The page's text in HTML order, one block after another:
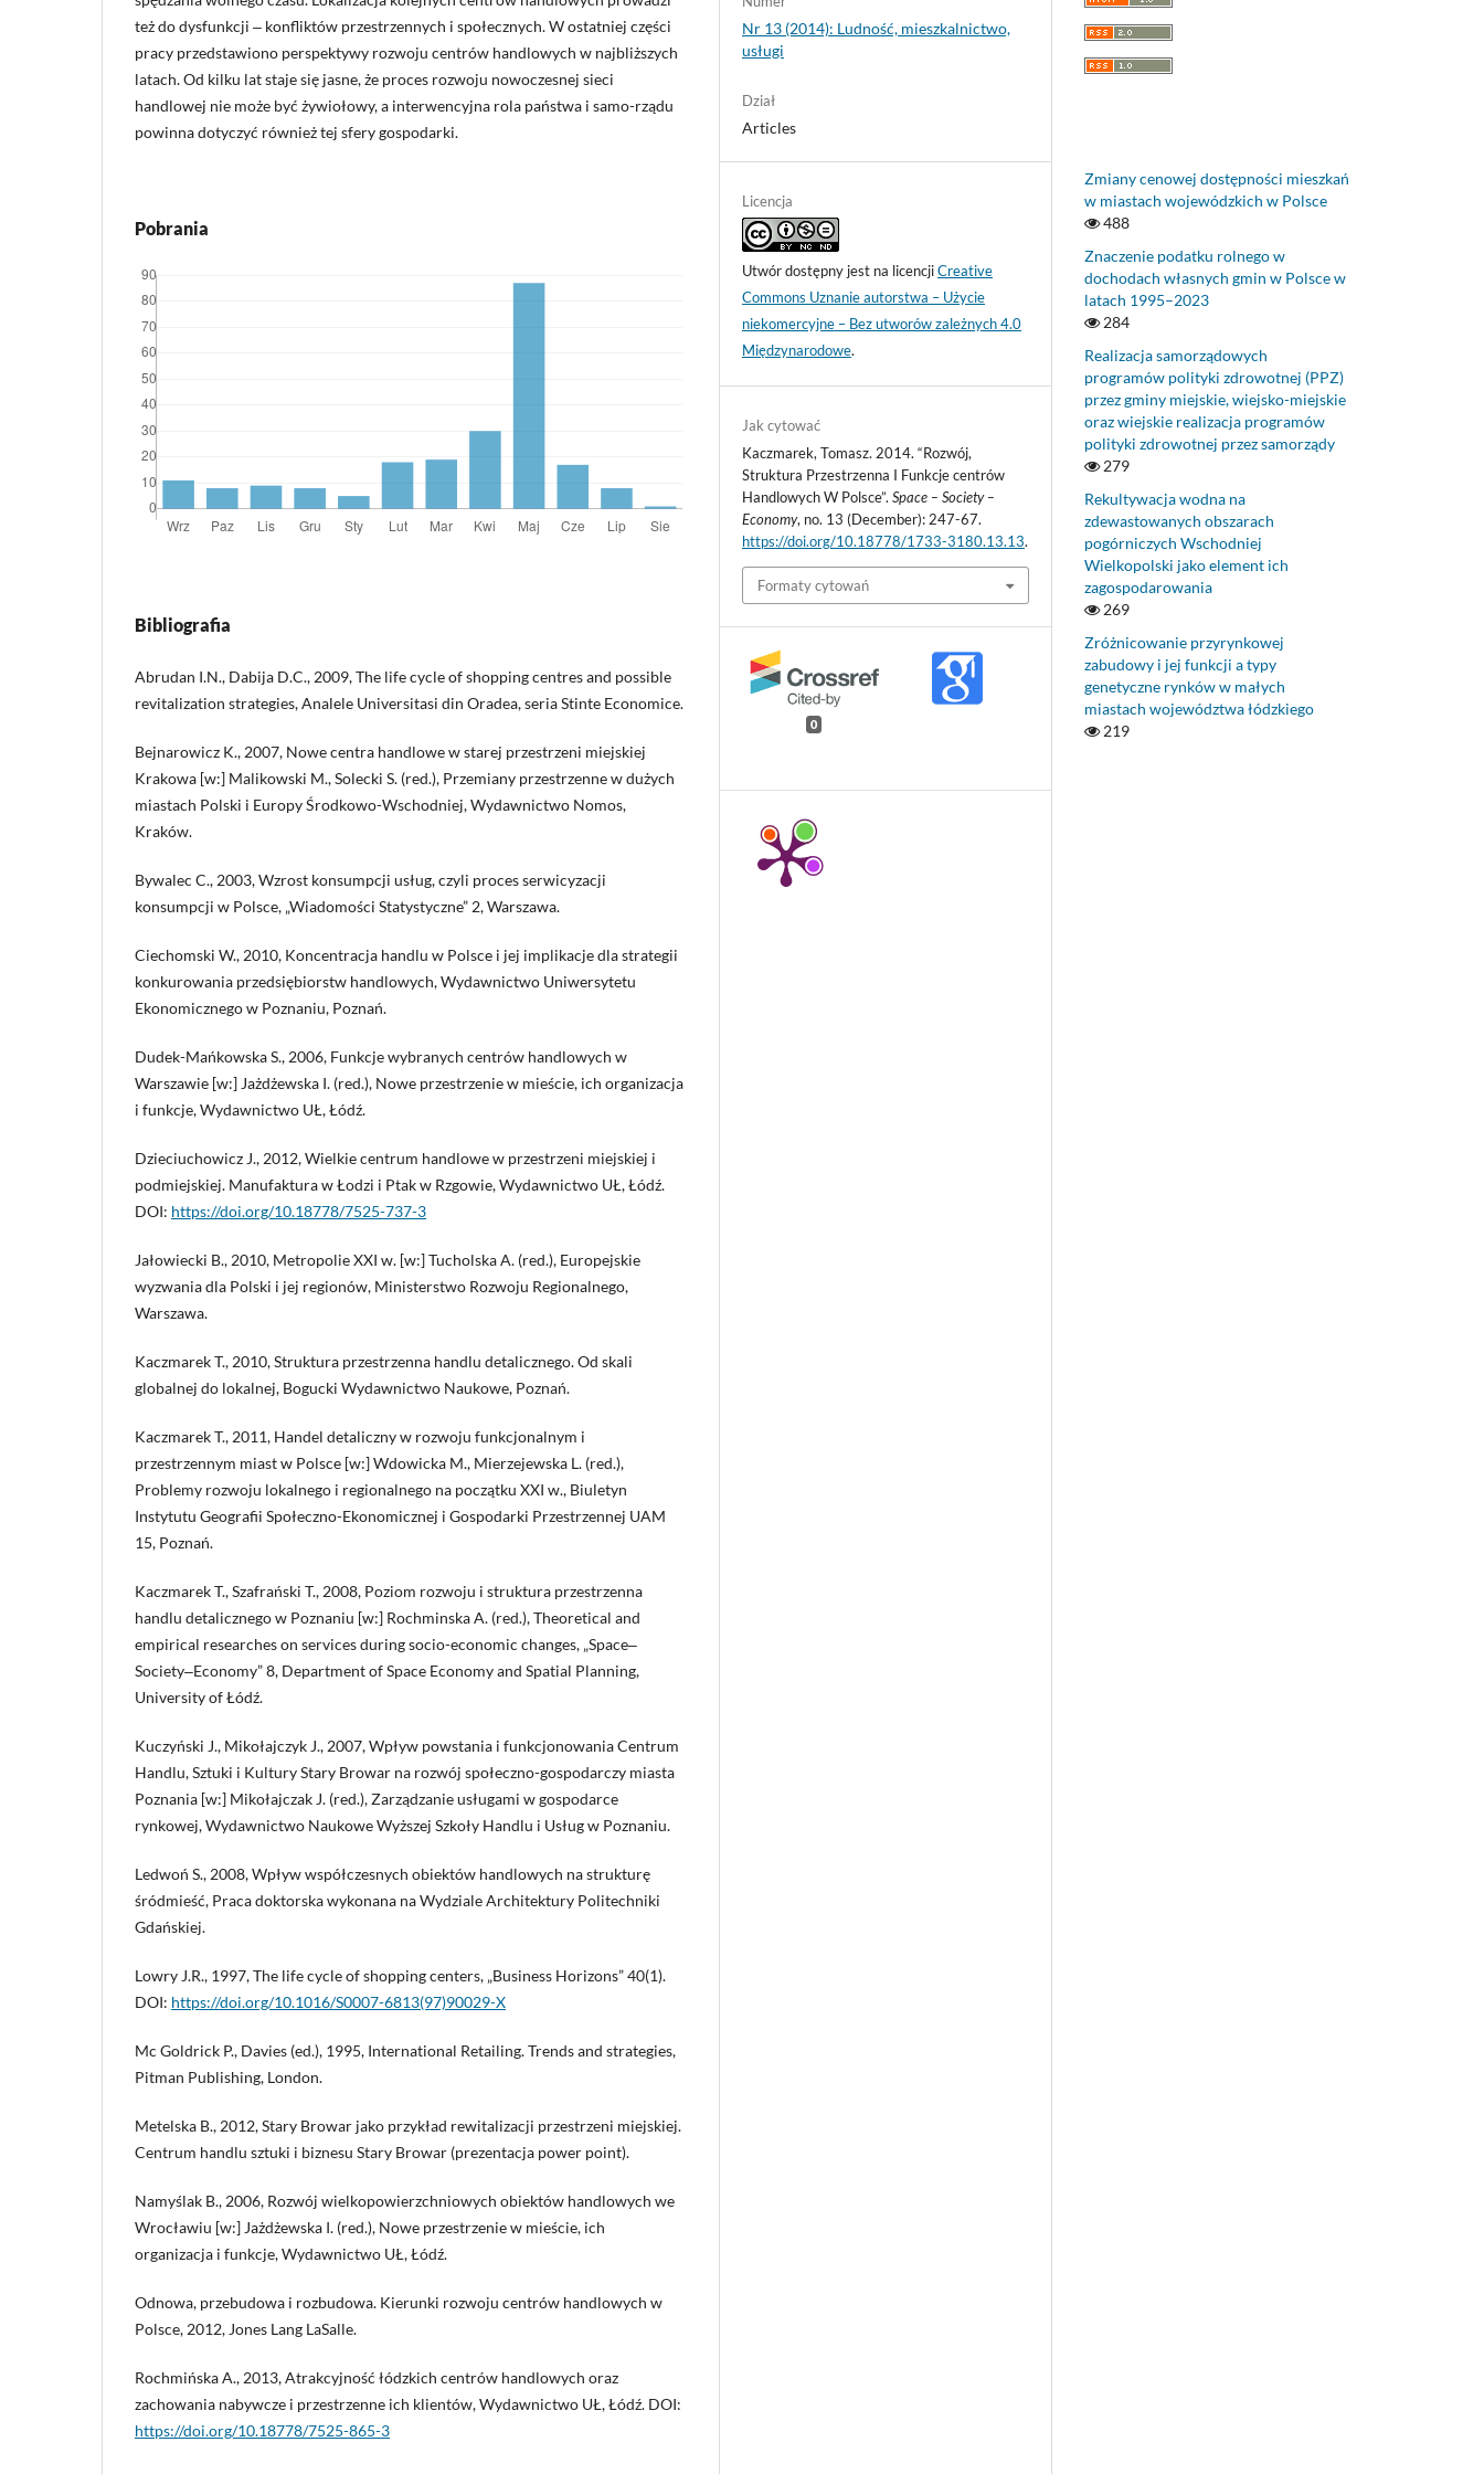
też do dysfunkcji ‒ konfliktów przestrzennych i społecznych. W ostatniej części
pracy przedstawiono perspektywy rozwoju centrów handlowych w najbliższych
latach. Od kilku lat staje się jasne, że proces rozwoju nowoczesnej sieci
handlowej nie może być żywiołowy, a interwencyjna rola państwa i samo-rządu
powinna dotyczyć również tej sfery gospodarki.
Pobrania
Bibliografia
Abrudan I.N., Dabija D.C., 2009, The life cycle of shopping centres and possible
revitalization strategies, Analele Universitasi din Oradea, seria Stinte Economice.
Bejnarowicz K., 2007, Nowe centra handlowe w starej przestrzeni miejskiej
Krakowa [w:] Malikowski M., Solecki S. (red.), Przemiany przestrzenne w dużych
miastach Polski i Europy Środkowo-Wschodniej, Wydawnictwo Nomos,
Kraków.
Bywalec C., 2003, Wzrost konsumpcji usług, czyli proces serwicyzacji
konsumpcji w Polsce, „Wiadomości Statystyczne” 2, Warszawa.
Ciechomski W., 2010, Koncentracja handlu w Polsce i jej implikacje dla strategii
konkurowania przedsiębiorstw handlowych, Wydawnictwo Uniwersytetu
Ekonomicznego w Poznaniu, Poznań.
Dudek-Mańkowska S., 2006, Funkcje wybranych centrów handlowych w
Warszawie [w:] Jażdżewska I. (red.), Nowe przestrzenie w mieście, ich organizacja
i funkcje, Wydawnictwo UŁ, Łódź.
Dzieciuchowicz J., 2012, Wielkie centrum handlowe w przestrzeni miejskiej i
podmiejskiej. Manufaktura w Łodzi i Ptak w Rzgowie, Wydawnictwo UŁ, Łódź.
DOI: https://doi.org/10.18778/7525-737-3
Jałowiecki B., 2010, Metropolie XXI w. [w:] Tucholska A. (red.), Europejskie
wyzwania dla Polski i jej regionów, Ministerstwo Rozwoju Regionalnego,
Warszawa.
Kaczmarek T., 2010, Struktura przestrzenna handlu detalicznego. Od skali
globalnej do lokalnej, Bogucki Wydawnictwo Naukowe, Poznań.
Kaczmarek T., 2011, Handel detaliczny w rozwoju funkcjonalnym i
przestrzennym miast w Polsce [w:] Wdowicka M., Mierzejewska L. (red.),
Problemy rozwoju lokalnego i regionalnego na początku XXI w., Biuletyn
Instytutu Geografii Społeczno-Ekonomicznej i Gospodarki Przestrzennej UAM
15, Poznań.
Kaczmarek T., Szafrański T., 2008, Poziom rozwoju i struktura przestrzenna
handlu detalicznego w Poznaniu [w:] Rochminska A. (red.), Theoretical and
empirical researches on services during socio-economic changes, „Space‒
Society‒Economy” 8, Department of Space Economy and Spatial Planning,
University of Łódź.
Kuczyński J., Mikołajczyk J., 2007, Wpływ powstania i funkcjonowania Centrum
Handlu, Sztuki i Kultury Stary Browar na rozwój społeczno-gospodarczy miasta
Poznania [w:] Mikołajczak J. (red.), Zarządzanie usługami w gospodarce
rynkowej, Wydawnictwo Naukowe Wyższej Szkoły Handlu i Usług w Poznaniu.
Ledwoń S., 2008, Wpływ współczesnych obiektów handlowych na strukturę
śródmieść, Praca doktorska wykonana na Wydziale Architektury Politechniki
Gdańskiej.
Lowry J.R., 1997, The life cycle of shopping centers, „Business Horizons” 40(1).
DOI: https://doi.org/10.1016/S0007-6813(97)90029-X
Mc Goldrick P., Davies (ed.), 1995, International Retailing. Trends and strategies,
Pitman Publishing, London.
Metelska B., 2012, Stary Browar jako przykład rewitalizacji przestrzeni miejskiej.
Centrum handlu sztuki i biznesu Stary Browar (prezentacja power point).
Namyślak B., 2006, Rozwój wielkopowierzchniowych obiektów handlowych we
Wrocławiu [w:] Jażdżewska I. (red.), Nowe przestrzenie w mieście, ich
organizacja i funkcje, Wydawnictwo UŁ, Łódź.
Odnowa, przebudowa i rozbudowa. Kierunki rozwoju centrów handlowych w
Polsce, 2012, Jones Lang LaSalle.
Rochmińska A., 2013, Atrakcyjność łódzkich centrów handlowych oraz
zachowania nabywcze i przestrzenne ich klientów, Wydawnictwo UŁ, Łódź. DOI:
https://doi.org/10.18778/7525-865-3
Nr 13 (2014): Ludność, mieszkalnictwo,
usługi
Dział
Articles
Licencja
Utwór dostępny jest na licencjiCreative
Commons Uznanie autorstwa – Użycie
niekomercyjne – Bez utworów zależnych 4.0
Międzynarodowe.
Jak cytować
Kaczmarek, Tomasz. 2014. “Rozwój,
Struktura Przestrzenna I Funkcje centrów
Handlowych W Polsce”.Space – Society –
Economy, no. 13 (December): 247-67.
https://doi.org/10.18778/1733-3180.13.13.
Formaty cytowań
0
Zmiany cenowej dostępności mieszkań
w miastach wojewódzkich w Polsce
488
Znaczenie podatku rolnego w
dochodach własnych gmin w Polsce w
latach 1995–2023
284
Realizacja samorządowych
programów polityki zdrowotnej (PPZ)
przez gminy miejskie, wiejsko-miejskie
oraz wiejskie realizacja programów
polityki zdrowotnej przez samorządy
279
Rekultywacja wodna na
zdewastowanych obszarach
pogórniczych Wschodniej
Wielkopolski jako element ich
zagospodarowania
269
Zróżnicowanie przyrynkowej
zabudowy i jej funkcji a typy
genetyczne rynków w małych
miastach województwa łódzkiego
219